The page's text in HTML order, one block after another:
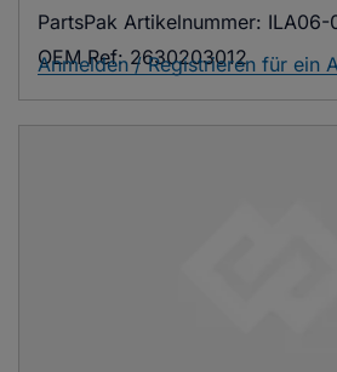
PartsPak Artikelnummer: ILA06-
OEM Ref: 2630203012
Anmelden / Registrieren für ein